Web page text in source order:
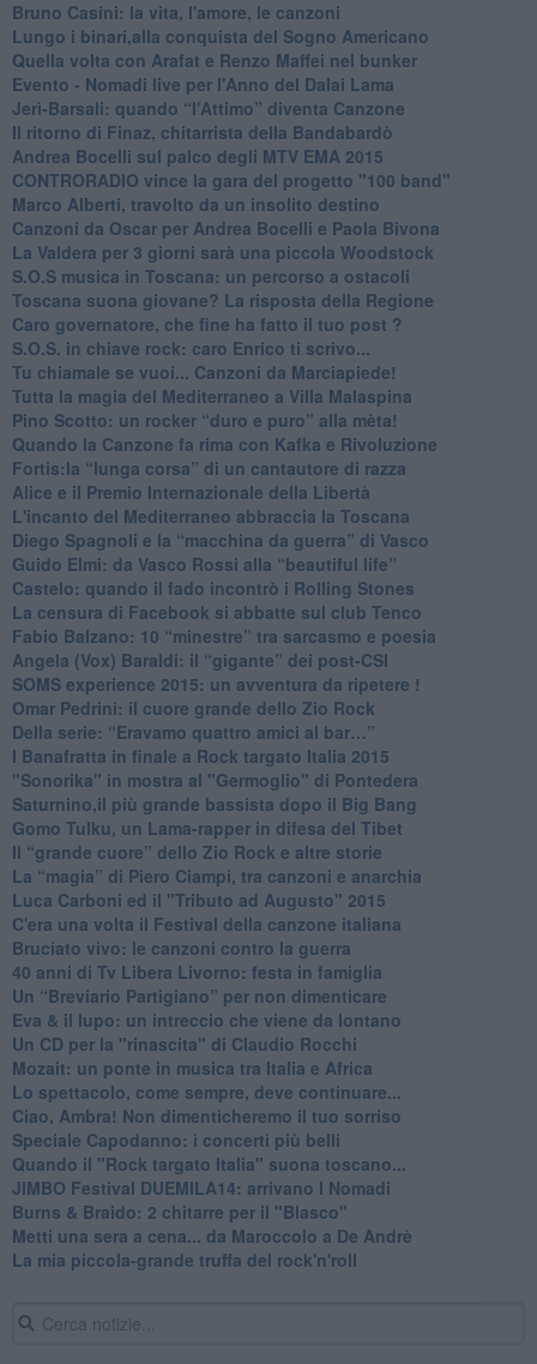
Bruno Casini: la vita, l'amore, le canzoni
​Lungo i binari,alla conquista del Sogno Americano
​Quella volta con Arafat e Renzo Maffei nel bunker
​Evento - Nomadi live per l'Anno del Dalai Lama
Jerì-Barsali: quando “l'Attimo” diventa Canzone
Il ritorno di Finaz, chitarrista della Bandabardò
Andrea Bocelli sul palco degli MTV EMA 2015
CONTRORADIO vince la gara del progetto "100 band"
Marco Alberti, travolto da un insolito destino
Canzoni da Oscar per Andrea Bocelli e Paola Bivona
La Valdera per 3 giorni sarà una piccola Woodstock
S.O.S musica in Toscana: un percorso a ostacoli
​Toscana suona giovane? La risposta della Regione
Caro governatore, che fine ha fatto il tuo post ?
S.O.S. in chiave rock: caro Enrico ti scrivo...
Tu chiamale se vuoi... Canzoni da Marciapiede!
​Tutta la magia del Mediterraneo a Villa Malaspina
​Pino Scotto: un rocker “duro e puro” alla mèta!
​Quando la Canzone fa rima con Kafka e Rivoluzione
​Fortis:la “lunga corsa” di un cantautore di razza
Alice e il Premio Internazionale della Libertà
​L'incanto del Mediterraneo abbraccia la Toscana
​Diego Spagnoli e la “macchina da guerra” di Vasco
​Guido Elmi: da Vasco Rossi alla “beautiful life”
​Castelo: quando il fado incontrò i Rolling Stones
La censura di Facebook si abbatte sul club Tenco
Fabio Balzano: 10 “minestre” tra sarcasmo e poesia
Angela (Vox) Baraldi: il “gigante” dei post-CSI
​SOMS experience 2015: un avventura da ripetere !
Omar Pedrini: il cuore grande dello Zio Rock
Della serie: “Eravamo quattro amici al bar…”
I Banafratta in finale a Rock targato Italia 2015
"Sonorika" in mostra al "Germoglio" di Pontedera
​Saturnino,il più grande bassista dopo il Big Bang
​Gomo Tulku, un Lama-rapper in difesa del Tibet
​Il “grande cuore” dello Zio Rock e altre storie
La “magia” di Piero Ciampi, tra canzoni e anarchia
Luca Carboni ed il "Tributo ad Augusto" 2015
C'era una volta il Festival della canzone italiana
Bruciato vivo: le canzoni contro la guerra
40 anni di Tv Libera Livorno: festa in famiglia
Un “Breviario Partigiano” per non dimenticare
Eva & il lupo: un intreccio che viene da lontano
Un CD per la "rinascita" di Claudio Rocchi
Mozait: un ponte in musica tra Italia e Africa
Lo spettacolo, come sempre, deve continuare...
Ciao, Ambra! Non dimenticheremo il tuo sorriso
Speciale Capodanno: i concerti più belli
Quando il "Rock targato Italia" suona toscano...
JIMBO Festival DUEMILA14: arrivano I Nomadi
Burns & Braido: 2 chitarre per il "Blasco"
Metti una sera a cena... da Maroccolo a De Andrè
La mia piccola-grande truffa del rock'n'roll